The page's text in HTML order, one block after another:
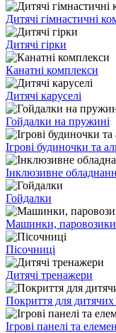
Дитячі гімнастичні
Дитячі гірки
Канатні комплекси
Дитячі каруселі
Гойдалки на пружині
Ігрові будиночки та
Інклюзивне
Гойдалки
Машинки, паровозики
Пісочниці
Дитячі тренажери
Покриття для
Ігрові панелі та